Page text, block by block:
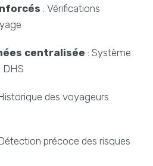
: Vérifications
centralisée : Système
DHS
des voyageurs
précoce des risques